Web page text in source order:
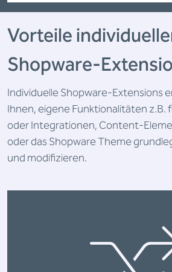
Vorteile
Shopware-
Individuelle Shopware-Extensions
Ihnen, eigene Funktionalitäten z.B.
oder Integrationen, Content-
oder das Shopware Theme
und modifizieren.